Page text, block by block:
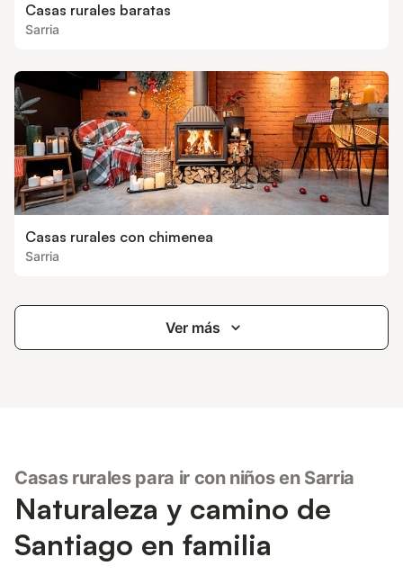
Casas rurales baratas
Sarria
Casas rurales con chimenea
Sarria
Ver más
Casas rurales para ir con niños en Sarria
Naturaleza y camino de
Santiago en familia